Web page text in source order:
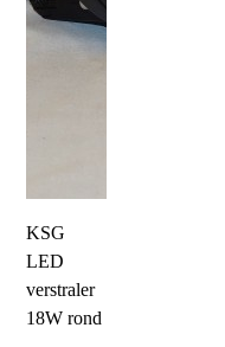
KSG
LED
verstraler
18W rond